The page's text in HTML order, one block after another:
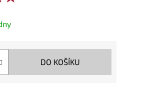
DO KOŠÍKU